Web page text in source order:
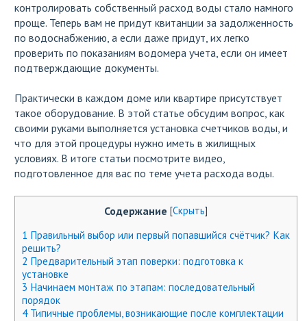
контролировать собственный расход воды стало намного
проще. Теперь вам не придут квитанции за задолженность
по водоснабжению, а если даже придут, их легко
проверить по показаниям водомера учета, если он имеет
подтверждающие документы.
Практически в каждом доме или квартире присутствует
такое оборудование. В этой статье обсудим вопрос, как
своими руками выполняется установка счетчиков воды, и
что для этой процедуры нужно иметь в жилищных
условиях. В итоге статьи посмотрите видео,
подготовленное для вас по теме учета расхода воды.
Содержание [Скрыть]
1 Правильный выбор или первый попавшийся счётчик? Как
решить?
2 Предварительный этап поверки: подготовка к
установке
3 Начинаем монтаж по этапам: последовательный
порядок
4Типичные проблемы, возникающие после комплектации